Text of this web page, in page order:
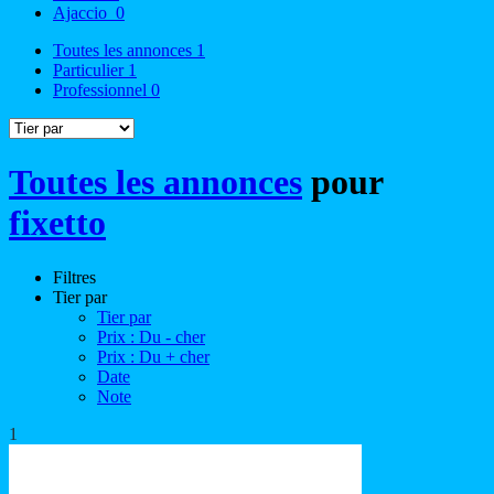
Ajaccio 0
Toutes les annonces 1
Particulier 1
Professionnel 0
Toutes les annonces pour
fixetto
Filtres
Tier par
Tier par
Prix : Du - cher
Prix : Du + cher
Date
Note
1